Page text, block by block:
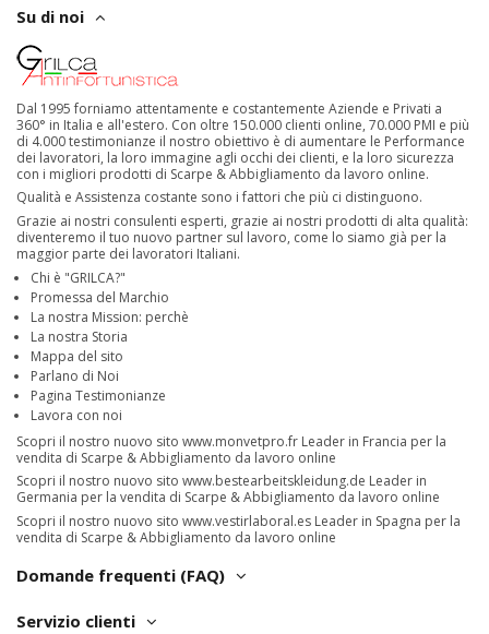
Su di noi
Dal 1995 forniamo attentamente e costantemente Aziende e Privati a
360° in Italia e all'estero. Con oltre 150.000 clienti online, 70.000 PMI e più
di 4.000 testimonianze il nostro obiettivo è di aumentare le Performance
dei lavoratori, la loro immagine agli occhi dei clienti, e la loro sicurezza
con i migliori prodotti di Scarpe & Abbigliamento da lavoro online.
Qualità e Assistenza costante sono i fattori che più ci distinguono.
Grazie ai nostri consulenti esperti, grazie ai nostri prodotti di alta qualità:
diventeremo il tuo nuovo partner sul lavoro, come lo siamo già per la
maggior parte dei lavoratori Italiani.
Chi è "GRILCA?"
Promessa del Marchio
La nostra Mission: perchè
La nostra Storia
Mappa del sito
Parlano di Noi
Pagina Testimonianze
Lavora con noi
Scopri il nostro nuovo sito www.monvetpro.fr Leader in Francia per la
vendita di Scarpe & Abbigliamento da lavoro online
Scopri il nostro nuovo sito www.bestearbeitskleidung.de Leader in
Germania per la vendita di Scarpe & Abbigliamento da lavoro online
Scopri il nostro nuovo sito www.vestirlaboral.es Leader in Spagna per la
vendita di Scarpe & Abbigliamento da lavoro online
Domande frequenti (FAQ)
Servizio clienti